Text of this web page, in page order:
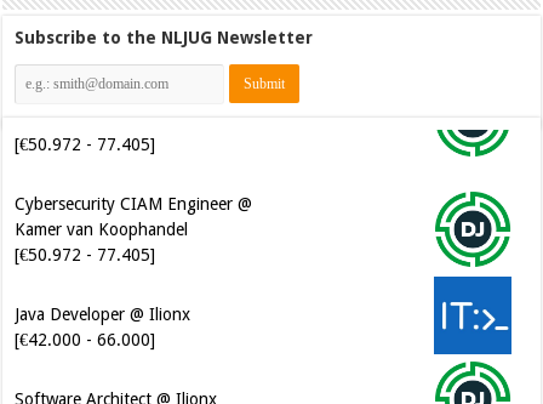
Subscribe to the NLJUG Newsletter
Cybersecurity CIAM Engineer @
[€50.972 - 77.405]
Java Developer @ Ilionx
Software Architect @ Ilionx